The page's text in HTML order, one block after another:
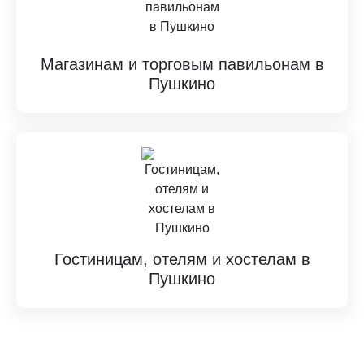
Магазинам и торговым павильонам в
Пушкино
Гостиницам, отелям и хостелам в
Пушкино